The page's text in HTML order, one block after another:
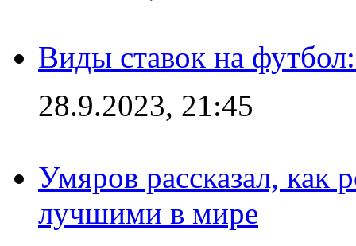
Виды ставок на
28.9.2023, 21:45
Умяров рассказал, как
лучшими в мире